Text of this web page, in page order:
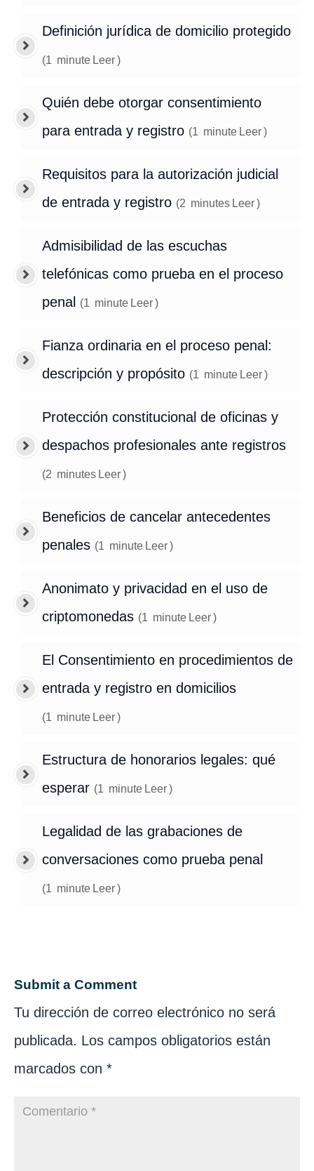
Definición jurídica de domicilio protegido
(1 minute Leer)
Quién debe otorgar consentimiento
para entrada y registro (1 minute Leer)
Requisitos para la autorización judicial
de entrada y registro (2 minutes Leer)
Admisibilidad de las escuchas
telefónicas como prueba en el proceso
penal
(1 minute Leer)
Fianza ordinaria en el proceso penal:
descripción y propósito (1 minute Leer)
Protección constitucional de oficinas y
despachos profesionales ante registros
(2 minutes Leer)
Beneficios de cancelar antecedentes
penales (1 minute Leer)
Anonimato y privacidad en el uso de
criptomonedas (1 minute Leer)
El Consentimiento en procedimientos de
entrada y registro en domicilios
(1 minute Leer)
Estructura de honorarios legales: qué
esperar (1 minute Leer)
Legalidad de las grabaciones de
conversaciones como prueba penal
(1 minute Leer)
Submit a Comment
Tu dirección de correo electrónico no será
publicada. Los campos obligatorios están
marcados con *